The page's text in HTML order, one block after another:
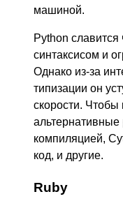
машиной.
Python
синтаксисом и
Однако из-за
типизации он
скорости. Чтобы
альтернативные
компиляцией,
код, и другие.
Ruby